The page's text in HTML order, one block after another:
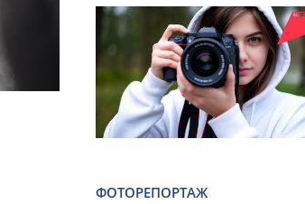
ФОТОРЕПОРТАЖ